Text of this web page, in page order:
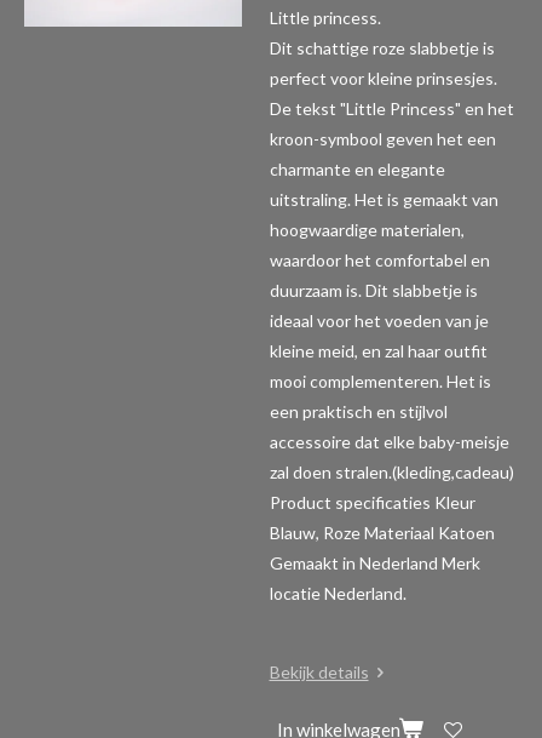
Little princess.
Dit schattige roze slabbetje is
perfect voor kleine prinsesjes.
De tekst "Little Princess" en het
kroon-symbool geven het een
charmante en elegante
uitstraling. Het is gemaakt van
hoogwaardige materialen,
waardoor het comfortabel en
duurzaam is. Dit slabbetje is
ideaal voor het voeden van je
kleine meid, en zal haar outfit
mooi complementeren. Het is
een praktisch en stijlvol
accessoire dat elke baby-meisje
zal doen stralen.(kleding,cadeau)
Product specificaties Kleur
Blauw, Roze Materiaal Katoen
Gemaakt in Nederland Merk
locatie Nederland.
Bekijk details
In winkelwagen